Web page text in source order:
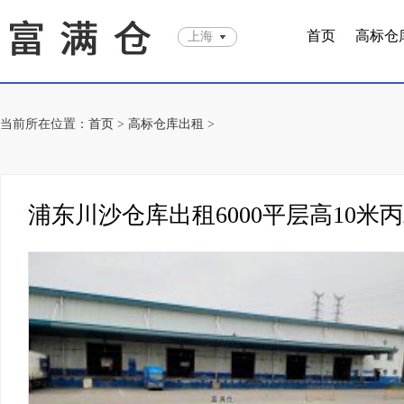
上海 首页 高标仓
当前所在位置： 首页 > 高标仓库出租 >
浦东川沙仓库出租6000平层高10米